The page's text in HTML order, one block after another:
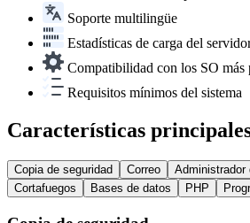
Soporte multilingüe
Estadísticas de carga del
Compatibilidad con los SO más
Requisitos mínimos del sistema
Características
Copia de seguridad Correo Administrador
Cortafuegos
Bases de datos PHP